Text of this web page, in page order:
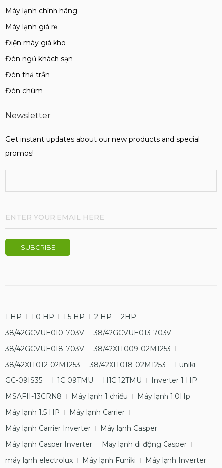
Máy lạnh chính hãng
Máy lạnh giá rẻ
Điện máy giá kho
Đèn ngủ khách sạn
Đèn thả trần
Đèn chùm
Newsletter
Get instant updates about our new products and special
promos!
1 HP 1.0 HP 1.5 HP 2 HP
2HP
38/42GCVUE010-703V
38/42GCVUE013-703V
38/42GCVUE018-703V
38/42XIT009-02M1253
38/42XIT012-02M1253
38/42XIT018-02M1253
Funiki
GC-09IS35
H1C 09TMU H1C 12TMU
Inverter 1 HP
MSAFII-13CRN8
Máy lạnh 1 chiều
Máy lạnh 1.0Hp
Máy lạnh 1.5 HP
Máy lạnh Carrier
Máy lạnh Carrier Inverter
Máy lạnh Casper
Máy lạnh Casper Inverter
Máy lạnh di động Casper
máy lạnh electrolux
Máy lạnh Funiki Máy lạnh Inverter